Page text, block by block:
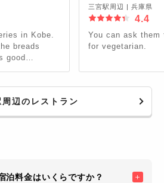
in Kobe.
breads
good
三宮駅周辺 | 兵庫県
4.4
You can ask them
for vegetarian.
周辺のレストラン
泊料金はいくらですか？